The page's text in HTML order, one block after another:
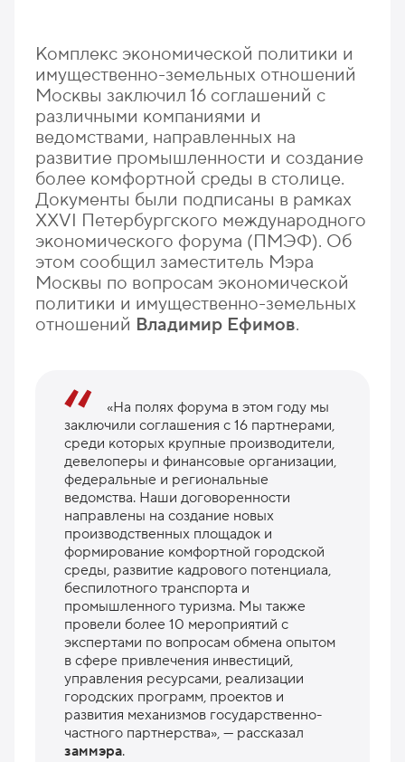
Комплекс экономической политики и
имущественно-земельных отношений
Москвы заключил 16 соглашений с
различными компаниями и
ведомствами, направленных на
развитие промышленности и создание
более комфортной среды в столице.
Документы были подписаны в рамках
XXVI Петербургского международного
экономического форума (ПМЭФ). Об
этом сообщил заместитель Мэра
Москвы по вопросам экономической
политики и имущественно-земельных
отношений Владимир Ефимов.
«На полях форума в этом году мы
заключили соглашения с 16 партнерами,
среди которых крупные производители,
девелоперы и финансовые организации,
федеральные и региональные
ведомства. Наши договоренности
направлены на создание новых
производственных площадок и
формирование комфортной городской
среды, развитие кадрового потенциала,
беспилотного транспорта и
промышленного туризма. Мы также
провели более 10 мероприятий с
экспертами по вопросам обмена опытом
в сфере привлечения инвестиций,
управления ресурсами, реализации
городских программ, проектов и
развития механизмов государственно-
частного партнерства», — рассказал
заммэра.